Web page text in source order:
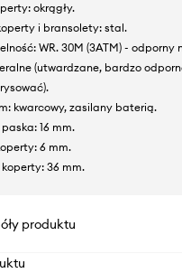
okrągły.
i bransolety: stal.
WR. 30M (3ATM) -
(utwardzane, bardzo
kwarcowy, zasilany baterią.
16 mm.
6 mm.
koperty: 36 mm.
produktu